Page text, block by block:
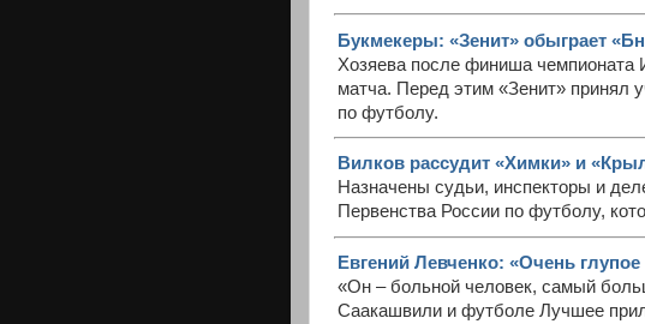
Букмекеры: «Зенит» обыграет
Хозяева после финиша чемпионата
матча. Перед этим «Зенит» принял
по футболу.
Вилков рассудит «Химки» и
Назначены судьи, инспекторы и
Первенства России по футболу,
Евгений Левченко: «Очень
«Он – больной человек, самый
Саакашвили и футболе Лучшее